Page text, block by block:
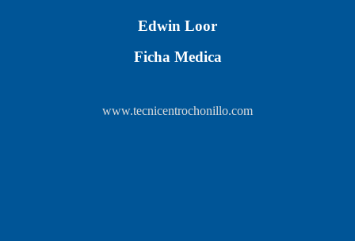
Edwin Loor
Ficha Medica
www.tecnicentrochonillo.com